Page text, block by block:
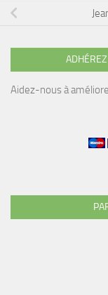
ADHÉREZ
Aidez-nous à